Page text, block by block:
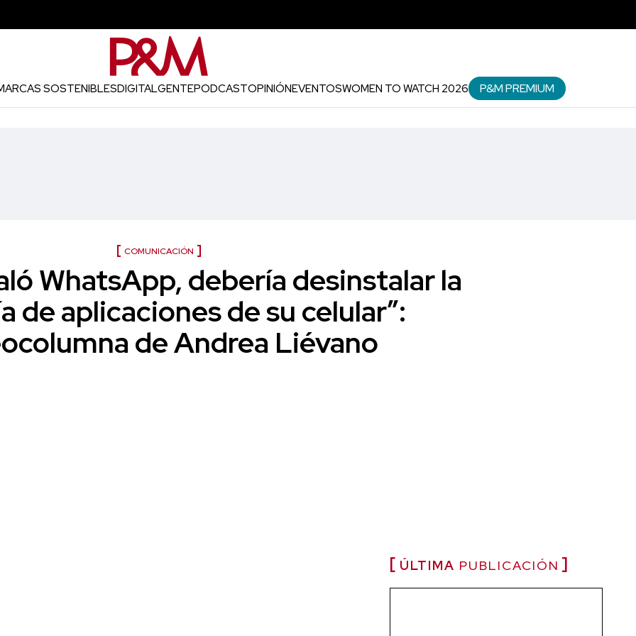
SOSTENIBLESDIGITALGENTEPODCASTOPINIÓNEVENTOSWOMEN TO WATCH 2026 P&M PREMIUM
COMUNICACIÓN
WhatsApp, debería desinstalar la
de aplicaciones de su celular”:
de Andrea Liévano
ÚLTIMA PUBLICACIÓN